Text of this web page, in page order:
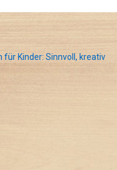
für Kinder: Sinnvoll, kreativ